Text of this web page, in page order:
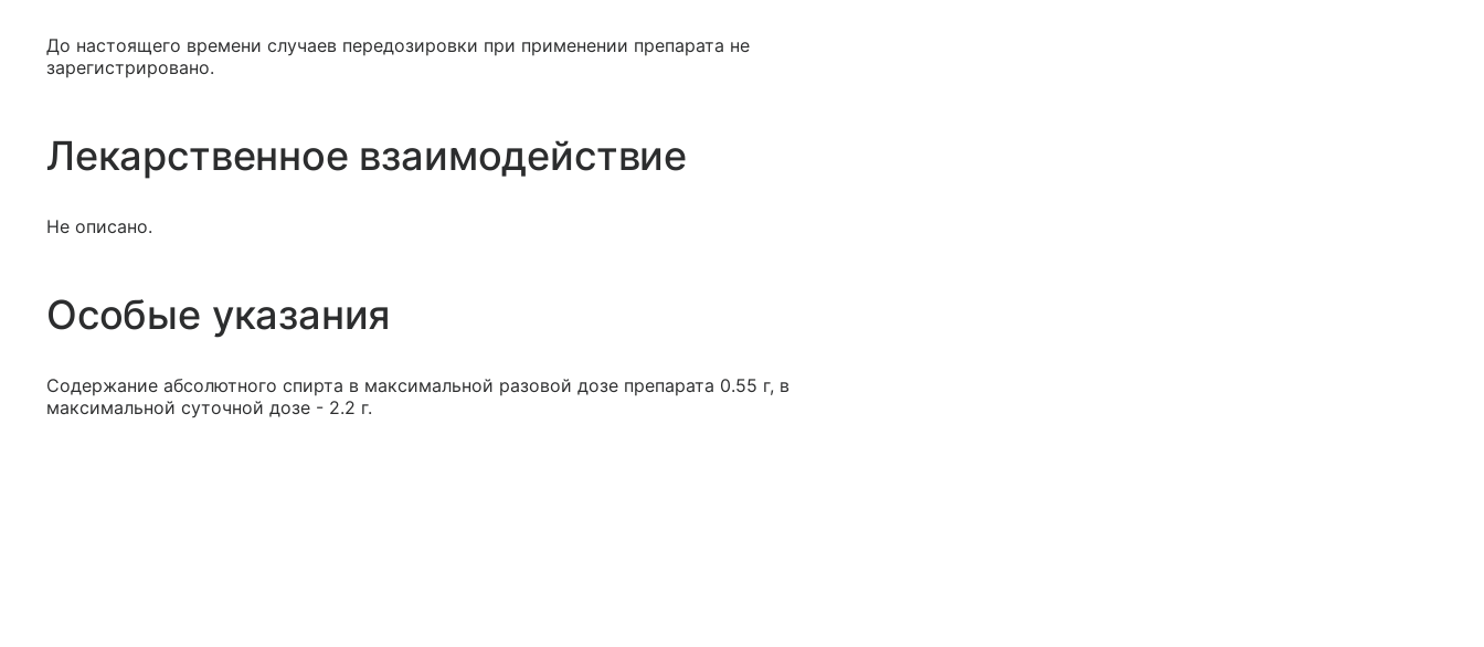
До настоящего времени случаев передозировки при применении препарата не
зарегистрировано.
Лекарственное взаимодействие
Не описано.
Особые указания
Содержание абсолютного спирта в максимальной разовой дозе препарата 0.55 г, в
максимальной суточной дозе - 2.2 г.